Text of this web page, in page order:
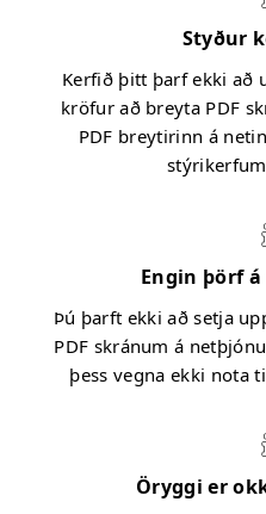
Styður
Kerfið þitt þarf ekki að
kröfur að breyta PDF
PDF breytirinn á
Engin þörf
Þú þarft ekki að setja
PDF skránum á
þess vegna ekki nota
Öryggi er